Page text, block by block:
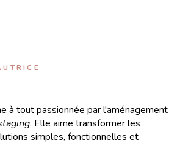
à tout passionnée par l'aménagement
. Elle aime transformer les
simples, fonctionnelles et